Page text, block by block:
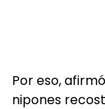
Por eso,
nipones